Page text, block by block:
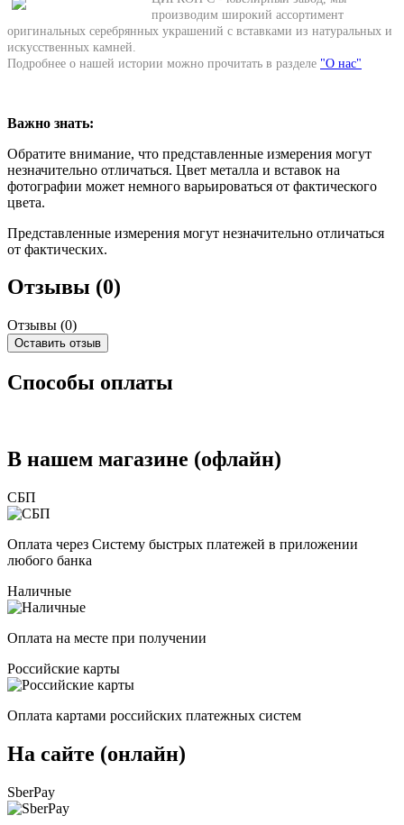
производим широкий ассортимент
оригинальных серебрянных украшений с вставками из натуральных и
искусственных камней.
Подробнее о нашей истории можно прочитать в разделе "О нас"
Важно знать:
Обратите внимание, что представленные измерения могут
незначительно отличаться. Цвет металла и вставок на
фотографии может немного варьироваться от фактического
цвета.
Представленные измерения могут незначительно отличаться
от фактических.
Отзывы (0)
Отзывы (0)
Оставить отзыв
Способы оплаты
В нашем магазине (офлайн)
СБП
Оплата через Систему быстрых платежей в приложении
любого банка
Наличные
Оплата на месте при получении
Российские карты
Оплата картами российских платежных систем
На сайте (онлайн)
SberPay